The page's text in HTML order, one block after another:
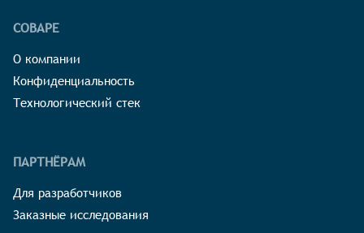
СОВАРЕ
О компании
Конфиденциальность
Технологический стек
ПАРТНЁРАМ
Для разработчиков
Заказные исследования